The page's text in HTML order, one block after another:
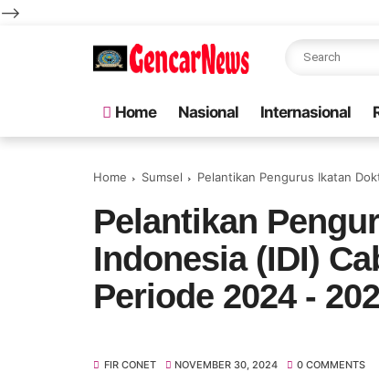
-->
Home Nasional Internasional
Home Sumsel Pelantikan Pengurus Ikatan
Pelantikan
Indonesia (IDI)
Periode 2024 -
FIR CONET NOVEMBER 30, 2024 0 COMMENTS